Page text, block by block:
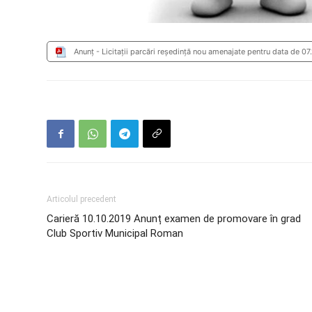
Anunț - Licitații parcări reședință nou amenajate pentru data de
Articolul precedent
Carieră 10.10.2019 Anunț examen de promovare în grad
Club Sportiv Municipal Roman